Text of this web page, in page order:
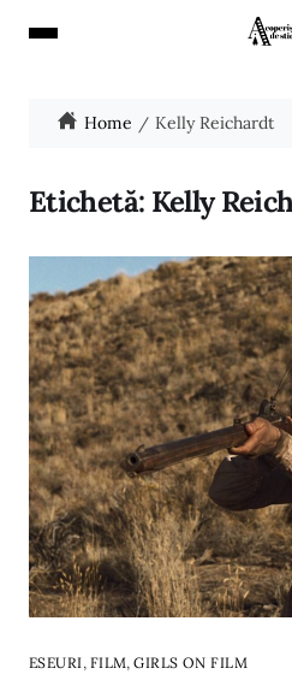
Home Kelly Reichardt
Etichetă: Kelly
ESEURI, FILM,GIRLS ON FILM